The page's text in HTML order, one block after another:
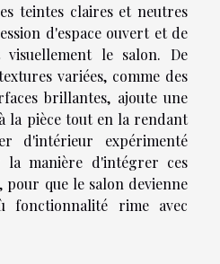
teintes claires et neutres
d'espace ouvert et de
visuellement le salon. De
variées, comme des
brillantes, ajoute une
la pièce tout en la rendant
d'intérieur expérimenté
manière d'intégrer ces
pour que le salon devienne
rime avec